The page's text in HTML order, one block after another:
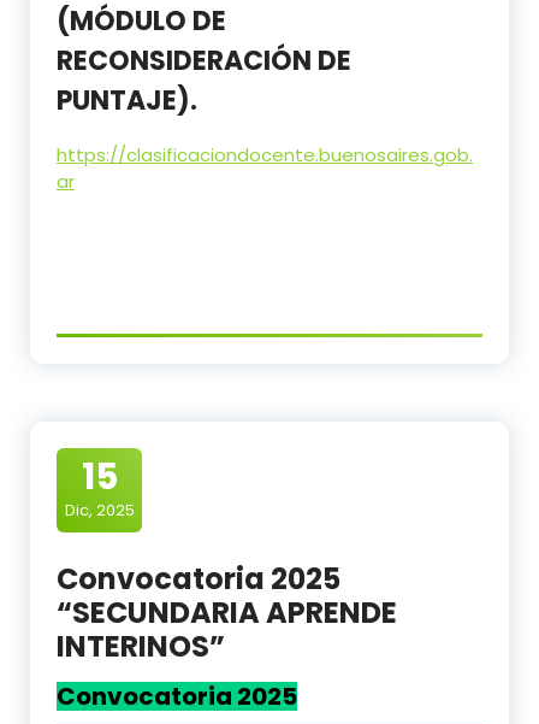
(MÓDULO DE
RECONSIDERACIÓN DE
PUNTAJE).
https://clasificaciondocente.buenosaires.gob.
ar
15
Dic, 2025
Convocatoria 2025
“SECUNDARIA APRENDE
INTERINOS”
Convocatoria 2025